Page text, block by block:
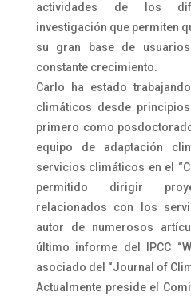
actividades de los
investigación que permiten
su gran base de
constante crecimiento.
Carlo ha estado
climáticos desde
primero como
equipo de adaptación
servicios climáticos en el
permitido dirigir
relacionados con los
autor de numerosos
último informe del IPCC
asociado del “Journal of
Actualmente preside el